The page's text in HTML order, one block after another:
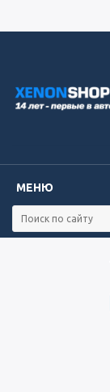
МЕНЮ